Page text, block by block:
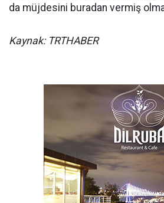
da müjdesini buradan vermiş
Kaynak: TRTHABER